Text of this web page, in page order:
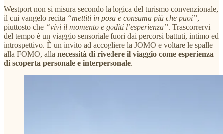
Westport non si misura secondo la logica del turismo convenzionale,
il cui vangelo recita “mettiti in posa e consuma più che puoi”,
piuttosto che “vivi il momento e goditi l’esperienza”. Trascorrervi
del tempo è un viaggio sensoriale fuori dai percorsi battuti, intimo ed
introspettivo. È un invito ad accogliere la JOMO e voltare le spalle
alla FOMO, alla necessità di rivedere il viaggio come esperienza
di scoperta personale e interpersonale.